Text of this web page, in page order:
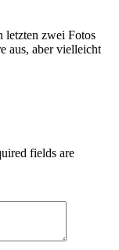
letzten zwei Fotos
aus, aber vielleicht
fields are